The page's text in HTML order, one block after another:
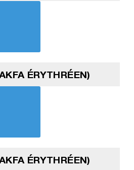
ÉRYTHRÉEN)
ÉRYTHRÉEN)